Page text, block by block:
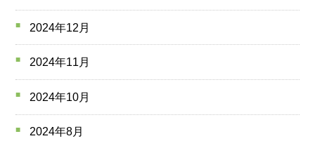
2024年12月
2024年11月
2024年10月
2024年8月